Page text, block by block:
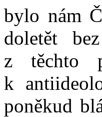
bylo nám
doletět
z těchto
k
poněkud